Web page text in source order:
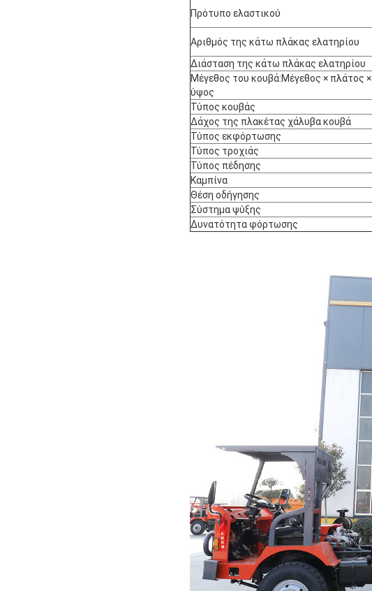
Πρότυπο ελαστικού
Αριθμός της κάτω πλάκας ελατηρίου
Διάσταση της κάτω πλάκας ελατηρίου
Μέγεθος του κουβά:Μέγεθος × πλάτος ×
ύψος
Τύπος κουβάς
Δάχος της πλακέτας χάλυβα κουβά
Τύπος εκφόρτωσης
Τύπος τροχιάς
Τύπος πέδησης
Καμπίνα
Θέση οδήγησης
Σύστημα ψύξης
Δυνατότητα φόρτωσης